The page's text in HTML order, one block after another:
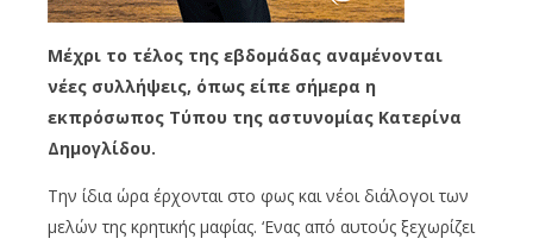
Μέχρι το τέλος της εβδομάδας αναμένονται
νέες συλλήψεις, όπως είπε σήμερα η
εκπρόσωπος Τύπου της αστυνομίας Κατερίνα
Δημογλίδου.
Την ίδια ώρα έρχονται στο φως και νέοι διάλογοι των
μελών της κρητικής μαφίας. ‘Ενας από αυτούς ξεχωρίζει